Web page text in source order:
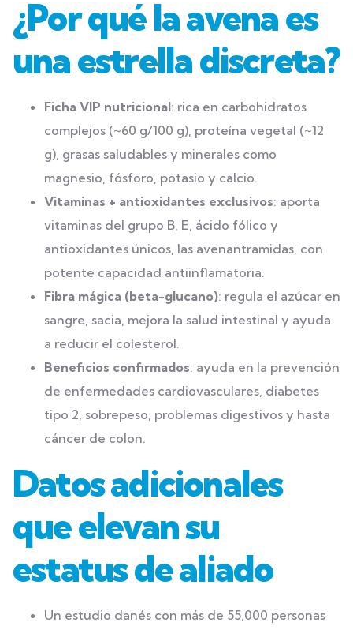
¿Por qué la avena es
una estrella discreta?
Ficha VIP nutricional: rica en carbohidratos
complejos (~60 g/100 g), proteína vegetal (~12
g), grasas saludables y minerales como
magnesio, fósforo, potasio y calcio.
Vitaminas + antioxidantes exclusivos: aporta
vitaminas del grupo B, E, ácido fólico y
antioxidantes únicos, las avenantramidas, con
potente capacidad antiinflamatoria.
Fibra mágica (beta-glucano): regula el azúcar en
sangre, sacia, mejora la salud intestinal y ayuda
a reducir el colesterol.
Beneficios confirmados: ayuda en la prevención
de enfermedades cardiovasculares, diabetes
tipo 2, sobrepeso, problemas digestivos y hasta
cáncer de colon.
Datos adicionales
que elevan su
estatus de aliado
Un estudio danés con más de 55,000 personas